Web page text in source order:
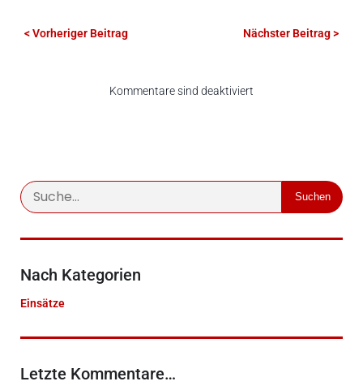
< Vorheriger Beitrag Nächster Beitrag >
Kommentare sind deaktiviert
Suchen
Nach Kategorien
Einsätze
Letzte Kommentare…